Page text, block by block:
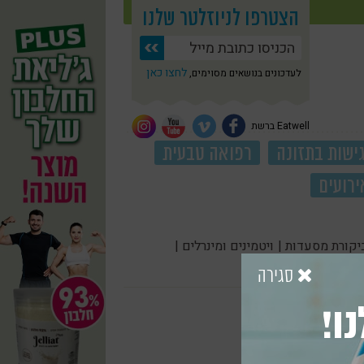
הצטרפו לניוזלטר שלנו
לעדכונים בנושאים מסוימים, לחצו כאן
Eatwell ברשת
גישות בתזונה
רפואה טבעית
מסעדות | ויטמינים ומינרלים |
סגירה